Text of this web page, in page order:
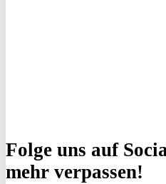
Folge uns auf
mehr verpassen!